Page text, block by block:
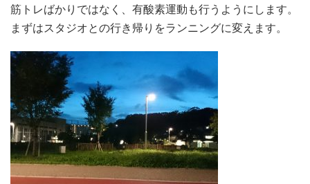
筋トレばかりではなく、有酸素運動も行うようにします。
まずはスタジオとの行き帰りをランニングに変えます。